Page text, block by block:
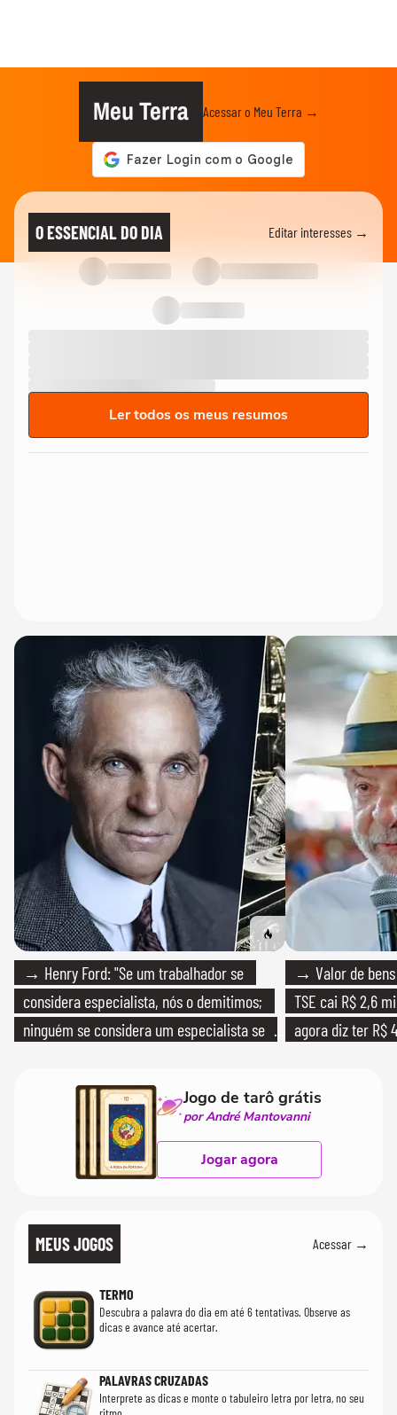
Meu Terra Acessar o Meu Terra →
O ESSENCIAL DO DIA Editar interesses →
Ler todos os meus resumos
→ Henry Ford: "Se um trabalhador se
considera especialista, nós o demitimos;
ninguém se considera um especialista se
→ Valor de
TSE cai R$ 2,6
agora diz ter R$
Jogo de tarô grátis
por André Mantovanni
Jogar agora
MEUS JOGOS Acessar →
TERMO
Descubra a palavra do dia em até 6 tentativas. Observe as
dicas e avance até acertar.
PALAVRAS CRUZADAS
Interprete as dicas e monte o tabuleiro letra por letra, no seu